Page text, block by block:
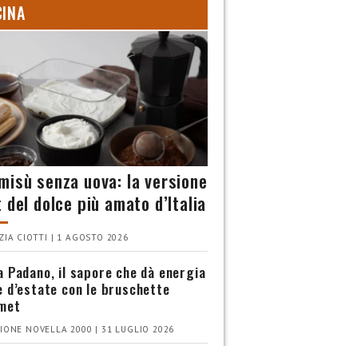
senza uova: la versione
dolce più amato d’Italia
CIOTTI | 1 AGOSTO 2026
Padano, il sapore che dà energia
d’estate con le bruschette
NOVELLA 2000 | 31 LUGLIO 2026